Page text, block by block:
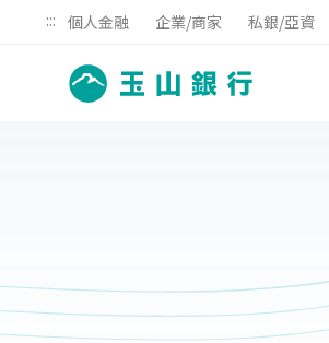
::: 個人金融 企業/商家 私銀/亞資